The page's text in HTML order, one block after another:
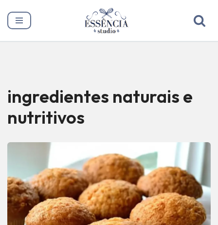
Pular
ingredientes naturais e
nutritivos